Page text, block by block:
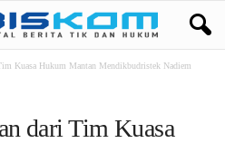
Kuasa Hukum Mantan Mendikbudristek Nadiem
dari Tim Kuasa